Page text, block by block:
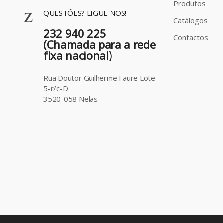
QUESTÕES? LIGUE-NOS!
232 940 225
(Chamada para a rede
fixa nacional)
Rua Doutor Guilherme Faure Lote
5-r/c-D
3520-058 Nelas
Produtos
Catálogos
Contactos